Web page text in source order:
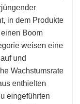
in dem Produkte
Boom
weisen eine
und
Wachstumsrate
enthielten
eingeführten